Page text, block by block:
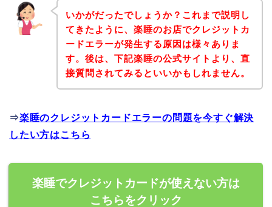
いかがだったでしょうか？これまで説明し
てきたように、楽睡のお店でクレジットカ
ードエラーが発生する原因は様々ありま
す。後は、下記楽睡の公式サイトより、直
接質問されてみるといいかもしれません。
⇒楽睡のクレジットカードエラーの問題を今すぐ解決
したい方はこちら
楽睡でクレジットカードが使えない方は
こちらをクリック